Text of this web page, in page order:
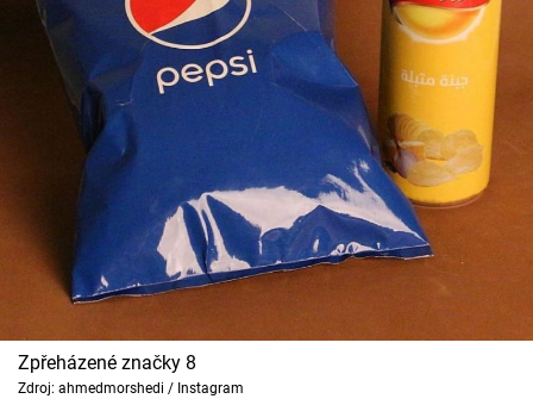
Zpřeházené značky 8
Zdroj: ahmedmorshedi / Instagram